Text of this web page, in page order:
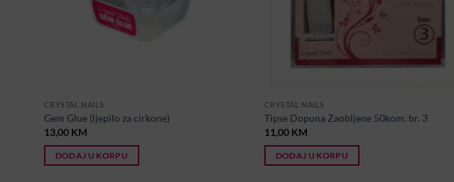
CRYSTAL NAILS
Gem Glue (ljepilo za cirkone)
13,00 KM
DODAJ U KORPU
CRYSTAL NAILS
Tipse Dopuna Zaobljene 50kom. br. 3
11,00 KM
DODAJ U KORPU